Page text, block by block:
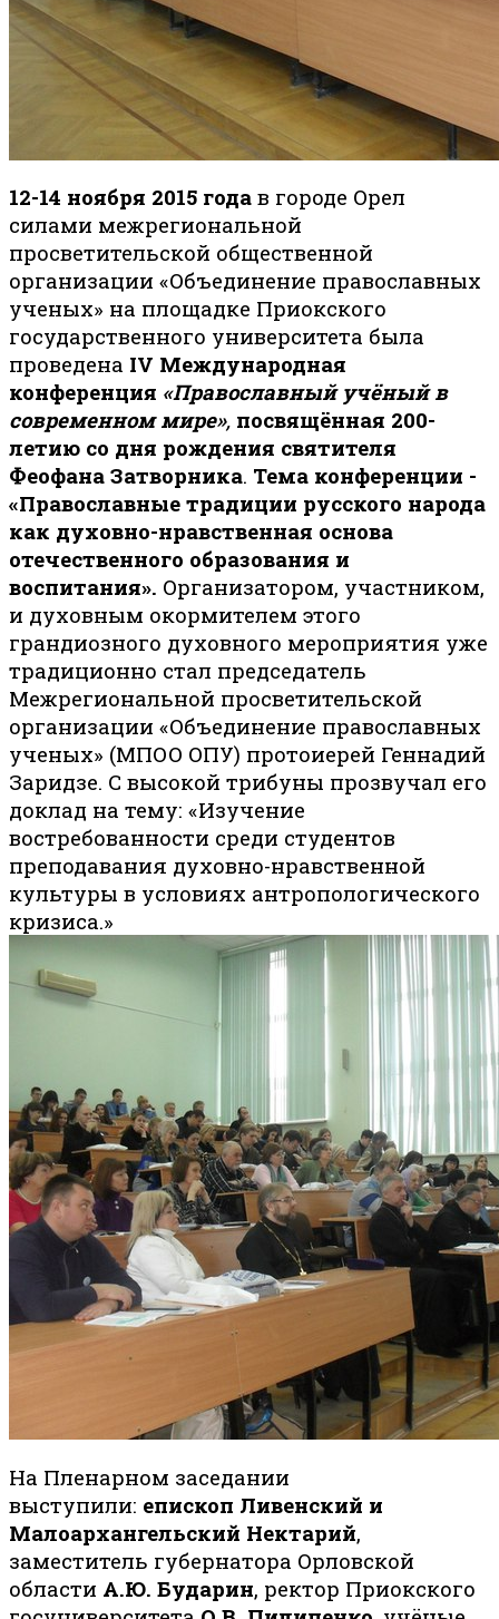
12-14 ноября 2015 года в городе Орел
силами межрегиональной
просветительской общественной
организации «Объединение православных
ученых» на площадке Приокского
государственного университета была
проведена IV Международная
конференция «Православный учёный в
современном мире», посвящённая 200-
летию со дня рождения святителя
Феофана Затворника. Тема конференции -
«Православные традиции русского народа
как духовно-нравственная основа
отечественного образования и
воспитания». Организатором, участником,
и духовным окормителем этого
грандиозного духовного мероприятия уже
традиционно стал председатель
Межрегиональной просветительской
организации «Объединение православных
ученых» (МПОО ОПУ) протоиерей Геннадий
Заридзе. С высокой трибуны прозвучал его
доклад на тему: «Изучение
востребованности среди студентов
преподавания духовно-нравственной
культуры в условиях антропологического
кризиса.»
На Пленарном заседании
выступили: епископ Ливенский и
Малоархангельский Нектарий,
заместитель губернатора Орловской
области А.Ю. Бударин, ректор Приокского